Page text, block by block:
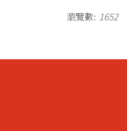
瀏覽數: 1652